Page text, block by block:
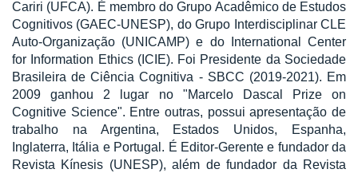
Cariri (UFCA). É membro do Grupo Acadêmico de Estudos
Cognitivos (GAEC-UNESP), do Grupo Interdisciplinar CLE
Auto-Organização (UNICAMP) e do International Center
for Information Ethics (ICIE). Foi Presidente da Sociedade
Brasileira de Ciência Cognitiva - SBCC (2019-2021). Em
2009 ganhou 2 lugar no "Marcelo Dascal Prize on
Cognitive Science". Entre outras, possui apresentação de
trabalho na Argentina, Estados Unidos, Espanha,
Inglaterra, Itália e Portugal. É Editor-Gerente e fundador da
Revista Kínesis (UNESP), além de fundador da Revista